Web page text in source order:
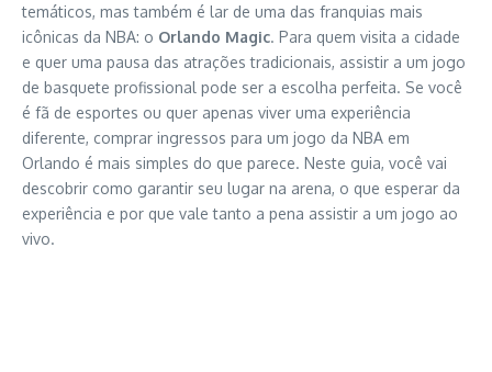
temáticos, mas também é lar de uma das franquias mais
icônicas da NBA: o Orlando Magic. Para quem visita a cidade
e quer uma pausa das atrações tradicionais, assistir a um jogo
de basquete profissional pode ser a escolha perfeita. Se você
é fã de esportes ou quer apenas viver uma experiência
diferente, comprar ingressos para um jogo da NBA em
Orlando é mais simples do que parece. Neste guia, você vai
descobrir como garantir seu lugar na arena, o que esperar da
experiência e por que vale tanto a pena assistir a um jogo ao
vivo.